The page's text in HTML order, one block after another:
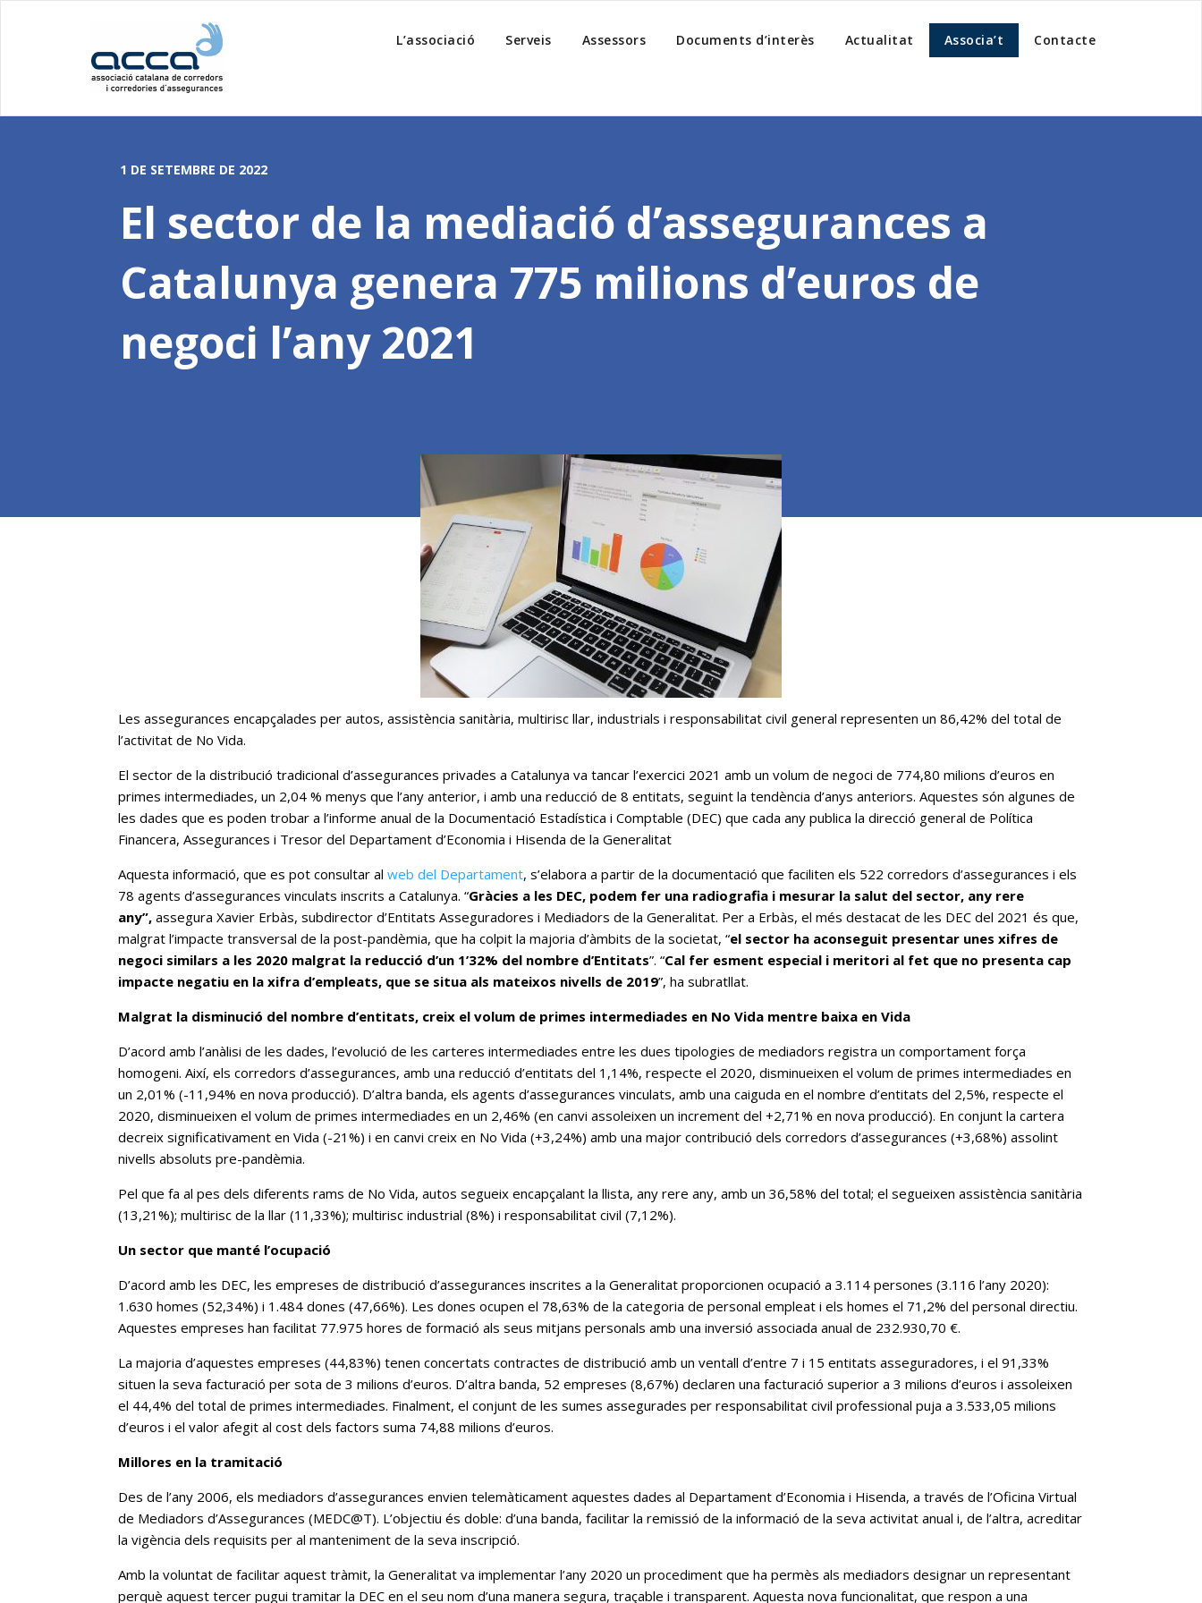
L’associació Serveis Assessors Documents d’interès Actualitat Associa’t Contacte
1 DE SETEMBRE DE 2022
El sector de la mediació d’assegurances a
Catalunya genera 775 milions d’euros de
negoci l’any 2021
Les assegurances encapçalades per autos, assistència sanitària, multirisc llar, industrials i responsabilitat civil general representen un 86,42% del total de
l’activitat de No Vida.
El sector de la distribució tradicional d’assegurances privades a Catalunya va tancar l’exercici 2021 amb un volum de negoci de 774,80 milions d’euros en
primes intermediades, un 2,04 % menys que l’any anterior, i amb una reducció de 8 entitats, seguint la tendència d’anys anteriors. Aquestes són algunes de
les dades que es poden trobar a l’informe anual de la Documentació Estadística i Comptable (DEC) que cada any publica la direcció general de Política
Financera, Assegurances i Tresor del Departament d’Economia i Hisenda de la Generalitat
Aquesta informació, que es pot consultar al web del Departament, s’elabora a partir de la documentació que faciliten els 522 corredors d’assegurances i els
78 agents d’assegurances vinculats inscrits a Catalunya. “Gràcies a les DEC, podem fer una radiografia i mesurar la salut del sector, any rere
any”, assegura Xavier Erbàs, subdirector d’Entitats Asseguradores i Mediadors de la Generalitat. Per a Erbàs, el més destacat de les DEC del 2021 és que,
malgrat l’impacte transversal de la post-pandèmia, que ha colpit la majoria d’àmbits de la societat, “el sector ha aconseguit presentar unes xifres de
negoci similars a les 2020 malgrat la reducció d’un 1’32% del nombre d’Entitats”. “Cal fer esment especial i meritori al fet que no presenta cap
impacte negatiu en la xifra d’empleats, que se situa als mateixos nivells de 2019”, ha subratllat.
Malgrat la disminució del nombre d’entitats, creix el volum de primes intermediades en No Vida mentre baixa en Vida
D’acord amb l’anàlisi de les dades, l’evolució de les carteres intermediades entre les dues tipologies de mediadors registra un comportament força
homogeni. Així, els corredors d’assegurances, amb una reducció d’entitats del 1,14%, respecte el 2020, disminueixen el volum de primes intermediades en
un 2,01% (-11,94% en nova producció). D’altra banda, els agents d’assegurances vinculats, amb una caiguda en el nombre d’entitats del 2,5%, respecte el
2020, disminueixen el volum de primes intermediades en un 2,46% (en canvi assoleixen un increment del +2,71% en nova producció). En conjunt la cartera
decreix significativament en Vida (-21%) i en canvi creix en No Vida (+3,24%) amb una major contribució dels corredors d’assegurances (+3,68%) assolint
nivells absoluts pre-pandèmia.
Pel que fa al pes dels diferents rams de No Vida, autos segueix encapçalant la llista, any rere any, amb un 36,58% del total; el segueixen assistència sanitària
(13,21%); multirisc de la llar (11,33%); multirisc industrial (8%) i responsabilitat civil (7,12%).
Un sector que manté l’ocupació
D’acord amb les DEC, les empreses de distribució d’assegurances inscrites a la Generalitat proporcionen ocupació a 3.114 persones (3.116 l’any 2020):
1.630 homes (52,34%) i 1.484 dones (47,66%). Les dones ocupen el 78,63% de la categoria de personal empleat i els homes el 71,2% del personal directiu.
Aquestes empreses han facilitat 77.975 hores de formació als seus mitjans personals amb una inversió associada anual de 232.930,70 €.
La majoria d’aquestes empreses (44,83%) tenen concertats contractes de distribució amb un ventall d’entre 7 i 15 entitats asseguradores, i el 91,33%
situen la seva facturació per sota de 3 milions d’euros. D’altra banda, 52 empreses (8,67%) declaren una facturació superior a 3 milions d’euros i assoleixen
el 44,4% del total de primes intermediades. Finalment, el conjunt de les sumes assegurades per responsabilitat civil professional puja a 3.533,05 milions
d’euros i el valor afegit al cost dels factors suma 74,88 milions d’euros.
Millores en la tramitació
Des de l’any 2006, els mediadors d’assegurances envien telemàticament aquestes dades al Departament d’Economia i Hisenda, a través de l’Oficina Virtual
de Mediadors d’Assegurances (MEDC@T). L’objectiu és doble: d’una banda, facilitar la remissió de la informació de la seva activitat anual i, de l’altra, acreditar
la vigència dels requisits per al manteniment de la seva inscripció.
Amb la voluntat de facilitar aquest tràmit, la Generalitat va implementar l’any 2020 un procediment que ha permès als mediadors designar un representant
perquè aquest tercer pugui tramitar la DEC en el seu nom d’una manera segura, traçable i transparent. Aquesta nova funcionalitat, que respon a una